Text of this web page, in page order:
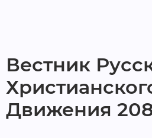
Вестник
Движения